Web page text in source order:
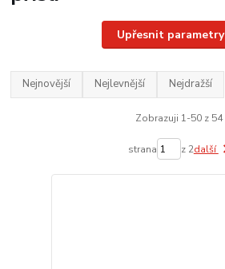
Upřesnit parametry
Nejnovější Nejlevnější Nejdražší
Zobrazuji 1-50 z 54
strana z 2další